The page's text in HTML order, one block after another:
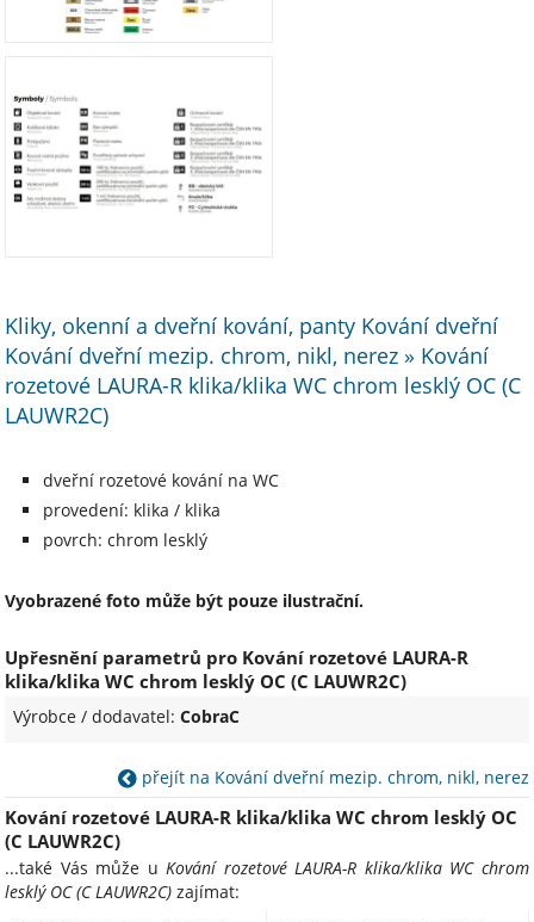
Kliky, okenní a dveřní kování, panty Kování dveřní
Kování dveřní mezip. chrom, nikl, nerez » Kování
rozetové LAURA-R klika/klika WC chrom lesklý OC (C
LAUWR2C)
dveřní rozetové kování na WC
provedení: klika / klika
povrch: chrom lesklý
Vyobrazené foto může být pouze ilustrační.
Upřesnění parametrů pro Kování rozetové LAURA-R
klika/klika WC chrom lesklý OC (C LAUWR2C)
Výrobce / dodavatel:CobraC
přejít na Kování dveřní mezip. chrom, nikl, nerez
Kování rozetové LAURA-R klika/klika WC chrom lesklý OC
(C LAUWR2C)
...také Vás může uKování rozetové LAURA-R klika/klika WC chrom
lesklý OC (C LAUWR2C) zajímat: